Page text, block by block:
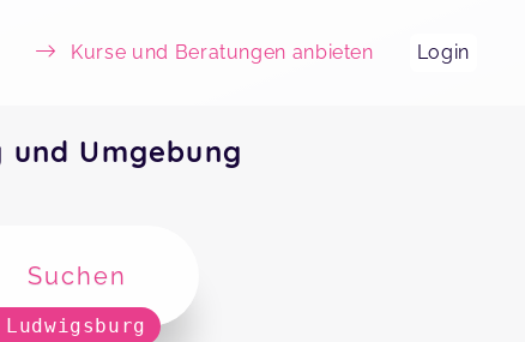
Kurse und Beratungen anbieten Login
Umgebung
Suchen